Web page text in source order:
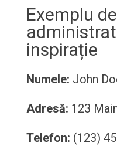
Exemplu
inspirație
Numele: John
Adresă: 123
Telefon: (123)